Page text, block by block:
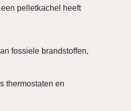
pelletkachel heeft
fossiele brandstoffen,
thermostaten en